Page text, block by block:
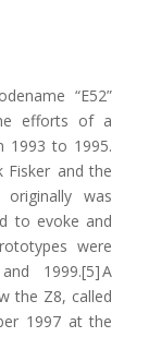
“E52”
efforts of a
1993 to 1995.
Fisker and the
was
to evoke and
were
1999.[5] A
the Z8, called
1997 at the